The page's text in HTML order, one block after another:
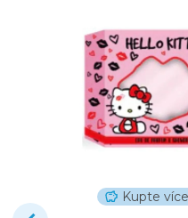
Kupte